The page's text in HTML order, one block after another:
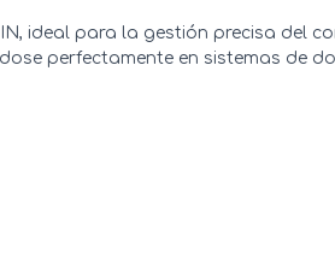
ideal para la gestión precisa del
perfectamente en sistemas de